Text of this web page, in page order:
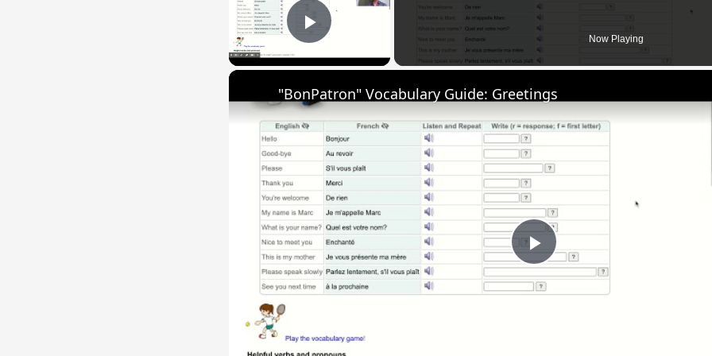
Play Video Now Playing
Play
"BonPatron" Vocabulary Guide: Greetings